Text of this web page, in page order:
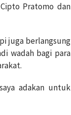
Pratomo dan
juga berlangsung
wadah bagi para
adakan untuk